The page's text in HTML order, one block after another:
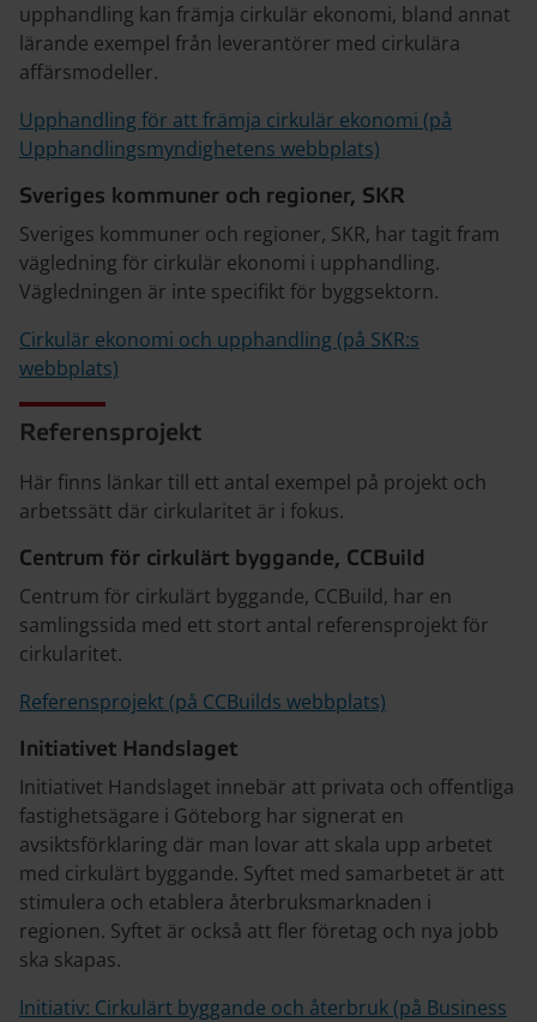
upphandling kan främja cirkulär ekonomi, bland annat
lärande exempel från leverantörer med cirkulära
affärsmodeller.
Upphandling för att främja cirkulär ekonomi (på
Upphandlingsmyndighetens webbplats)
Sveriges kommuner och regioner, SKR
Sveriges kommuner och regioner, SKR, har tagit fram
vägledning för cirkulär ekonomi i upphandling.
Vägledningen är inte specifikt för byggsektorn.
Cirkulär ekonomi och upphandling (på SKR:s
webbplats)
Referensprojekt
Här finns länkar till ett antal exempel på projekt och
arbetssätt där cirkularitet är i fokus.
Centrum för cirkulärt byggande, CCBuild
Centrum för cirkulärt byggande, CCBuild, har en
samlingssida med ett stort antal referensprojekt för
cirkularitet.
Referensprojekt (på CCBuilds webbplats)
Initiativet Handslaget
Initiativet Handslaget innebär att privata och offentliga
fastighetsägare i Göteborg har signerat en
avsiktsförklaring där man lovar att skala upp arbetet
med cirkulärt byggande. Syftet med samarbetet är att
stimulera och etablera återbruksmarknaden i
regionen. Syftet är också att fler företag och nya jobb
ska skapas.
Initiativ: Cirkulärt byggande och återbruk (på Business